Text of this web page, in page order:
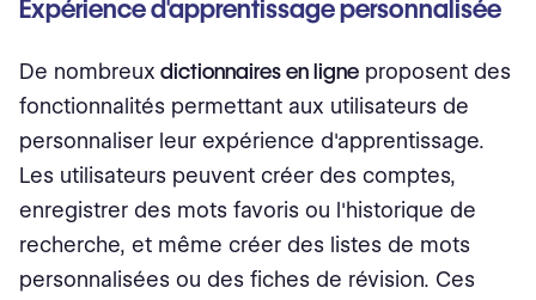
Expérience d'apprentissage personnalisée
De nombreux dictionnaires en ligne proposent des
fonctionnalités permettant aux utilisateurs de
personnaliser leur expérience d'apprentissage.
Les utilisateurs peuvent créer des comptes,
enregistrer des mots favoris ou l'historique de
recherche, et même créer des listes de mots
personnalisées ou des fiches de révision. Ces